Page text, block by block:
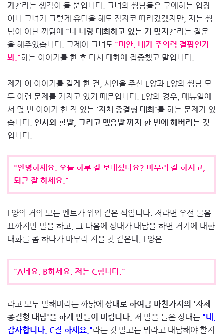
가?'라는 생각이 들 뿐입니다. 그녀의 썸남들은 구애하는 입장
이니 그녀가 그렇게 유턴을 해도 잠자코 따라갔겠지만, 저는 썸
남이 아닌 까닭에 "나 너랑 대화하고 있는 거 맞지?"라는 질문
을 해주었습니다. 그제야 그녀도 "미안. 내가 주의력 결핍인가
봐."하는 이야기를 한 후 다시 대화에 집중했고 말입니다.
제가 이 이야기를 길게 한 건, 사연을 주신 L양과 L양의 썸남 모
두 이런 문제를 가지고 있기 때문입니다. L양의 경우, 매뉴얼에
서 몇 번 이야기 한 적 있는 '자체 종결형 대화'를 하는 문제가 있
습니다. 인사와 할말, 그리고 맺음말 까지 한 번에 해버리는 것
입니다.
"안녕하세요. 오늘 하루 잘 보내셨나요? 마무리 잘 하시고,
퇴근 잘 하세요."
L양의 거의 모든 멘트가 위와 같은 식입니다. 저라면 우선 물음
표까지만 말을 하고, 그 다음에 상대가 대답을 하면 거기에 대한
대화를 좀 하다가 마무리 지을 것 같은데, L양은
"A네요. B하세요. 저는 C합니다."
라고 모두 말해버리는 까닭에 상대로 하여금 마찬가지의 '자체
종결형 대답'을 하게 만들어 버립니다. 저 말을 들은 상대는 "네,
감사합니다. C잘 하세요."라는 것 말고는 뭐라고 대답해야 할지